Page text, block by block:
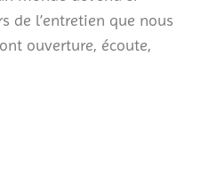
de l’entretien que nous
ouverture, écoute,